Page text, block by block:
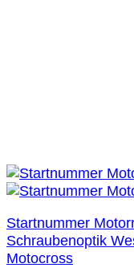
Startnummer
Schraubenoptik
Motocross